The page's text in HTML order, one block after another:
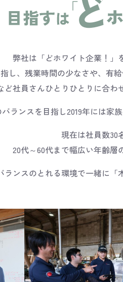
弊社は「どホワイト企業！」
し、残業時間の少なさや、有
ど社員さんひとりひとりに合わ
ランスを目指し2019年には家
現在は社員数30
20代～60代まで幅広い年齢層
ランスのとれる環境で一緒に